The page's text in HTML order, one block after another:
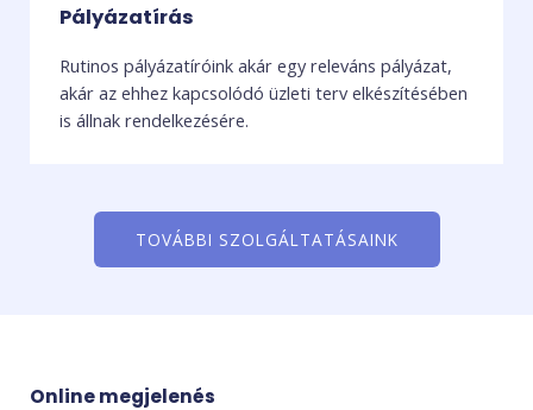
Pályázatírás
Rutinos pályázatíróink akár egy releváns pályázat,
akár az ehhez kapcsolódó üzleti terv elkészítésében
is állnak rendelkezésére.
TOVÁBBI SZOLGÁLTATÁSAINK
Online megjelenés